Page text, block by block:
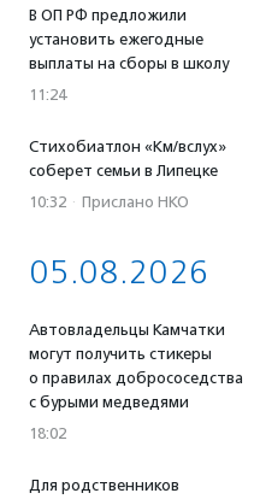
В ОП РФ предложили
установить ежегодные
выплаты на сборы в школу
11:24
Стихобиатлон «Км/вслух»
соберет семьи в Липецке
10:32 · Прислано НКО
05.08.2026
Автовладельцы Камчатки
могут получить стикеры
о правилах добрососедства
с бурыми медведями
18:02
Для родственников